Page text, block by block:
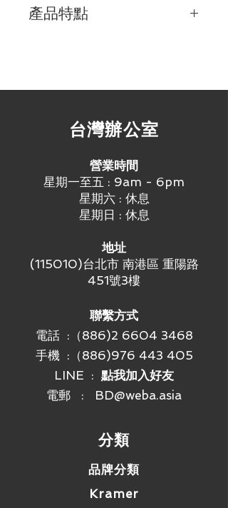
產品特點
遠端與會者保持自然的視線和目光接
架將攝影機裝設在靠近天花板的位置，
以獲得更寬廣的視野。三腳架螺紋與三
鏡頭時保持攝影機穩定。
低平的音箱支架
Rally 安裝套件的每個配件針對其支撐
的元件量身訂製。將 Rally 音箱固定在
顯示器任一側的兩個支架創造了時尚的
其全部的聲學能力。結果就是：即使在
啟用的技術不起眼地消失在背景時，也
有助於讓人們齊聚一堂的生動對話聲
適用於顯示器集線器和桌上集線器的多
用途支架
兩個多用途集線器支架提供多種安裝選
擇，可將顯示器集線器和桌上集線器安
裝在牆上或桌下。支架採用高架設計，
確保充足的空氣流通，達成可靠的冷卻
效果。
防止意外中斷連接和相關問題發生，並
保持連接線乾淨整齊。 每個兩件式支
架都安裝在顯示器集線器和桌上集線器
附近，以確保電源、A/V、和資料連接
線可穩固插入。
​台灣辦公室
營業時間
星期一至五 : 9am - 6pm
星期六 : 休息
星期日 : 休息
地址
(115010)台北市 南港區 重陽路
451號3樓
聯繫方式
電話 :（886)2 6604 3468
手機 : （886)976 443 405
LINE : 點我加入好友
電郵 : BD@weba.asia
​分類
品牌分類
Kramer